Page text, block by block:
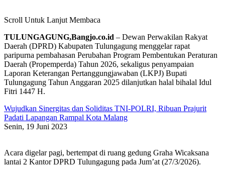
Scroll Untuk Lanjut Membaca
TULUNGAGUNG,Bangjo.co.id – Dewan Perwakilan Rakyat
Daerah (DPRD) Kabupaten Tulungagung menggelar rapat
paripurna pembahasan Perubahan Program Pembentukan Peraturan
Daerah (Propemperda) Tahun 2026, sekaligus penyampaian
Laporan Keterangan Pertanggungjawaban (LKPJ) Bupati
Tulungagung Tahun Anggaran 2025 dilanjutkan halal bihalal Idul
Fitri 1447 H.
Wujudkan Sinergitas dan Soliditas TNI-POLRI, Ribuan Prajurit
Padati Lapangan Rampal Kota Malang
Senin, 19 Juni 2023
Acara digelar pagi, bertempat di ruang gedung Graha Wicaksana
lantai 2 Kantor DPRD Tulungagung pada Jum’at (27/3/2026).